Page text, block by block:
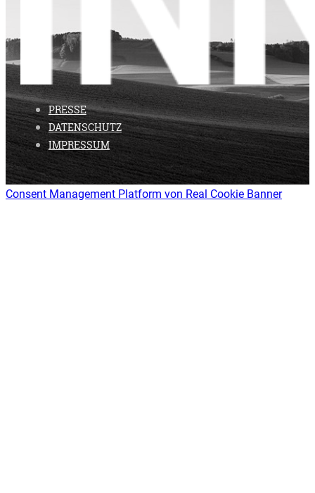
PRESSE
DATENSCHUTZ
IMPRESSUM
Consent Management Platform von Real Cookie Banner